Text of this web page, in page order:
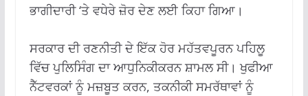
ਭਾਗੀਦਾਰੀ ‘ਤੇ ਵਧੇਰੇ ਜ਼ੋਰ ਦੇਣ ਲਈ ਕਿਹਾ ਗਿਆ।
ਸਰਕਾਰ ਦੀ ਰਣਨੀਤੀ ਦੇ ਇੱਕ ਹੋਰ ਮਹੱਤਵਪੂਰਨ ਪਹਿਲੂ
ਵਿੱਚ ਪੁਲਿਸਿੰਗ ਦਾ ਆਧੁਨਿਕੀਕਰਨ ਸ਼ਾਮਲ ਸੀ। ਖੁਫੀਆ
ਨੈੱਟਵਰਕਾਂ ਨੂੰ ਮਜ਼ਬੂਤ ​​ਕਰਨ, ਤਕਨੀਕੀ ਸਮਰੱਥਾਵਾਂ ਨੂੰ